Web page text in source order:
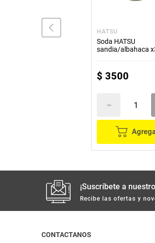
HATSU
Soda HATSU
sandia/albahaca
$ 3500
¡Suscríbete a
Recibe las ofertas y
CONTACTANOS